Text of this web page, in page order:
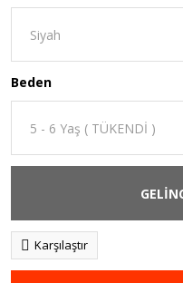
Beden
Karşılaştır